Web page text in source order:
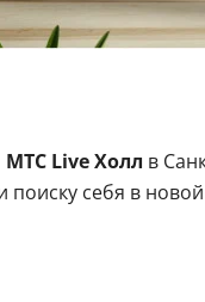
Live Холл в
себя в